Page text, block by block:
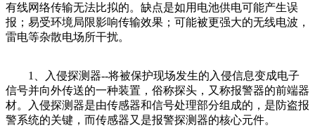
有线网络传输无法比拟的。缺点是如用电池供电可能产生误
报；易受环境局限影响传输效果；可能被更强大的无线电波，
雷电等杂散电场所干扰。
1、入侵探测器--将被保护现场发生的入侵信息变成电子
信号并向外传送的一种装置，俗称探头，又称报警器的前端器
材。入侵探测器是由传感器和信号处理部分组成的，是防盗报
警系统的关键，而传感器又是报警探测器的核心元件。